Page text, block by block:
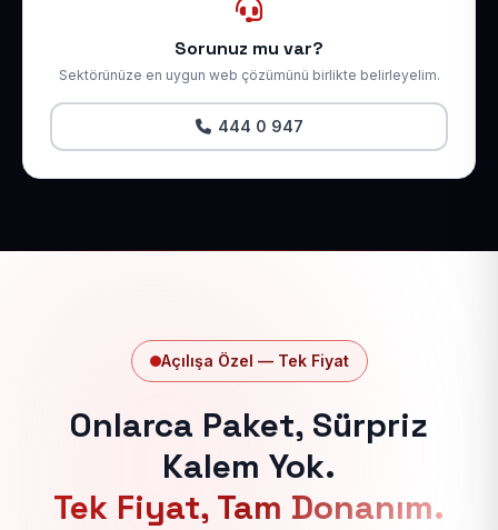
Sorunuz mu var?
Sektörünüze en uygun web çözümünü birlikte belirleyelim.
444 0 947
Açılışa Özel — Tek Fiyat
Onlarca Paket, Sürpriz
Kalem Yok.
Tek Fiyat, Tam Donanım.